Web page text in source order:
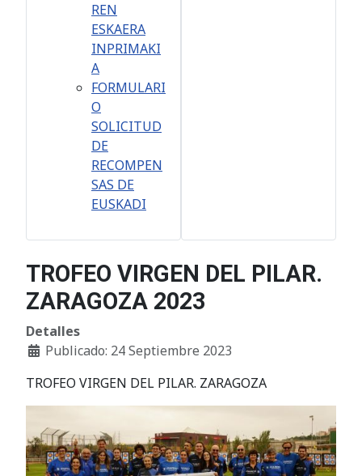
REN
ESKAERA
INPRIMAKI
A
FORMULARI
O
SOLICITUD
DE
RECOMPEN
SAS DE
EUSKADI
TROFEO VIRGEN DEL PILAR.
ZARAGOZA 2023
Detalles
Publicado: 24 Septiembre 2023
TROFEO VIRGEN DEL PILAR. ZARAGOZA